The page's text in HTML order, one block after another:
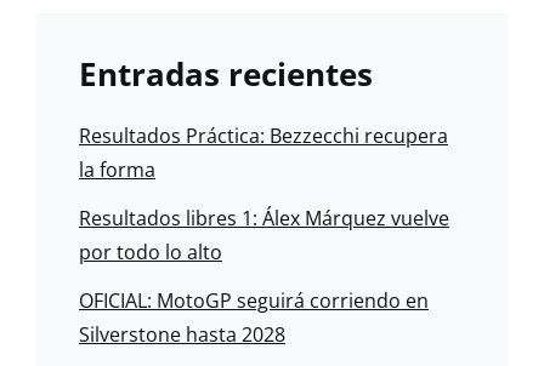
Entradas recientes
Resultados Práctica: Bezzecchi recupera
la forma
Resultados libres 1: Álex Márquez vuelve
por todo lo alto
OFICIAL: MotoGP seguirá corriendo en
Silverstone hasta 2028